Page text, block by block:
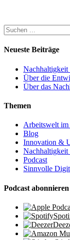
Suchen
nach:
Neueste Beiträge
Über die
Über das
Themen
Arbeitswelt im
Blog
Innovation &
Nachhaltigkeit
Podcast
Sinnvolle
Podcast abonnieren